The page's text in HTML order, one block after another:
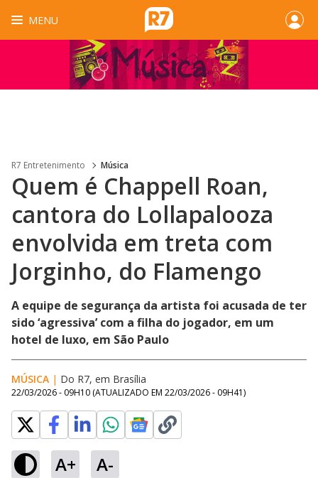
MENU
R7 Entretenimento Música
Quem é Chappell Roan,
cantora do Lollapalooza
envolvida em treta com
Jorginho, do Flamengo
A equipe de segurança da artista foi acusada de ter
sido ‘agressiva’ com a filha do jogador, em um
hotel de luxo, em São Paulo
MÚSICA | Do R7, em Brasília
22/03/2026 - 09H10 (ATUALIZADO EM 22/03/2026 - 09H41)
A+ A-